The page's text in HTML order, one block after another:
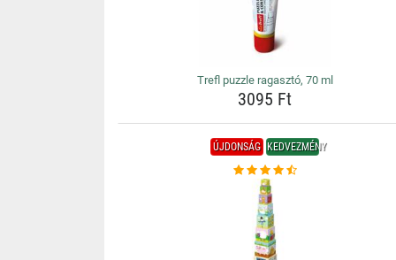
Trefl puzzle ragasztó, 70 ml
3095 Ft
ÚJDONSÁG KEDVEZMÉNY